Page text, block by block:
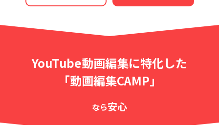
YouTube動画編集に特化した
「動画編集CAMP」
なら安心